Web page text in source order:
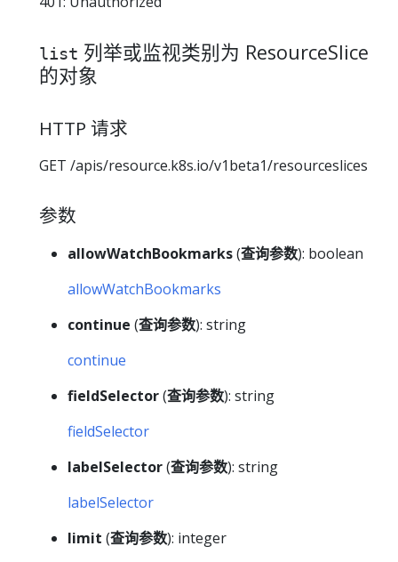
list 列举或监视类别为 ResourceSlice
的对象
HTTP 请求
GET /apis/resource.k8s.io/v1beta1/resourceslices
参数
allowWatchBookmarks(查询参数): boolean
allowWatchBookmarks
continue (查询参数): string
continue
fieldSelector(查询参数): string
fieldSelector
labelSelector(查询参数): string
labelSelector
limit (查询参数): integer